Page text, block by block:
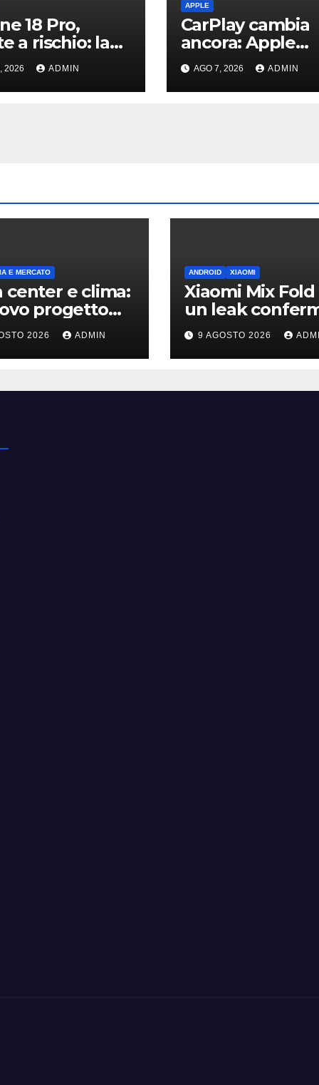
18 Pro,
a rischio: la
di DRAM
far
le consegne
2026 ADMIN
APPLE
CarPlay cambia
ancora: Apple
aggiorna
Podcast in auto
AGO 7, 2026 ADMIN
E MERCATO
center e clima:
progetto
riapre il
sulle
2026 ADMIN
ANDROID XIAOMI
Xiaomi Mix Fold
un leak
design a
e HyperOS 4
9 AGOSTO 2026